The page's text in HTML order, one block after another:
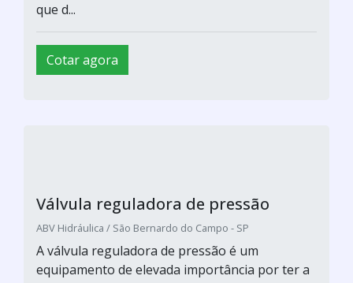
que d...
Cotar agora
Válvula reguladora de pressão
ABV Hidráulica / São Bernardo do Campo - SP
A válvula reguladora de pressão é um
equipamento de elevada importância por ter a